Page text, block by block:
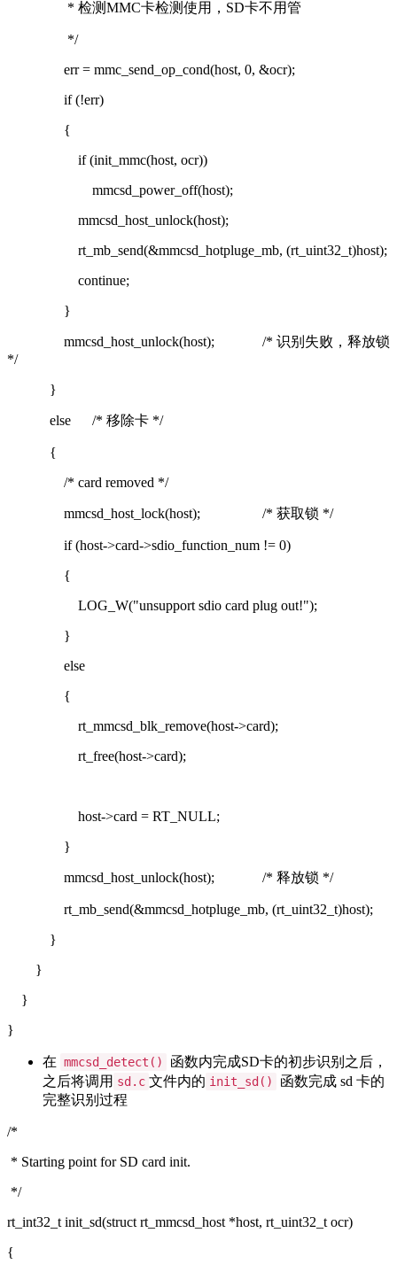
* 检测MMC卡检测使用，SD卡不用管
*/
err = mmc_send_op_cond(host, 0, &ocr);
if (!err)
{
if (init_mmc(host, ocr))
mmcsd_power_off(host);
mmcsd_host_unlock(host);
rt_mb_send(&mmcsd_hotpluge_mb, (rt_uint32_t)host);
continue;
}
mmcsd_host_unlock(host);
/* 识别失败，释放锁
*/
}
else /* 移除卡 */
{
/* card removed */
mmcsd_host_lock(host); /* 获取锁 */
if (host->card->sdio_function_num != 0)
{
LOG_W("unsupport sdio card plug out!");
}
else
{
rt_mmcsd_blk_remove(host->card);
rt_free(host->card);
host->card = RT_NULL;
}
mmcsd_host_unlock(host); /* 释放锁 */
rt_mb_send(&mmcsd_hotpluge_mb, (rt_uint32_t)host);
}
}
}
}
在 mmcsd_detect()
函数内完成SD卡的初步识别之后，
之后将调用 sd.c 文件内的 init_sd()
函数完成 sd 卡的
完整识别过程
/*
* Starting point for SD card init.
*/
rt_int32_t init_sd(struct rt_mmcsd_host *host, rt_uint32_t ocr)
{